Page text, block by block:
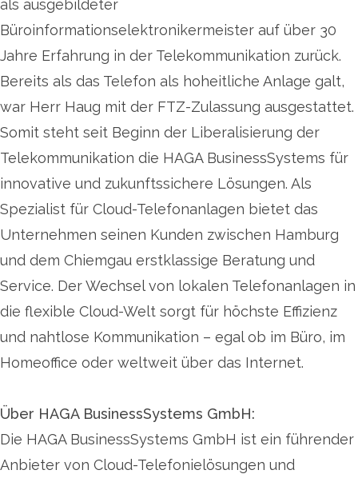
als ausgebildeter
Büroinformationselektronikermeister auf über 30
Jahre Erfahrung in der Telekommunikation zurück.
Bereits als das Telefon als hoheitliche Anlage galt,
war Herr Haug mit der FTZ-Zulassung ausgestattet.
Somit steht seit Beginn der Liberalisierung der
Telekommunikation die HAGA BusinessSystems für
innovative und zukunftssichere Lösungen. Als
Spezialist für Cloud-Telefonanlagen bietet das
Unternehmen seinen Kunden zwischen Hamburg
und dem Chiemgau erstklassige Beratung und
Service. Der Wechsel von lokalen Telefonanlagen in
die flexible Cloud-Welt sorgt für höchste Effizienz
und nahtlose Kommunikation – egal ob im Büro, im
Homeoffice oder weltweit über das Internet.
Über HAGA BusinessSystems GmbH:
Die HAGA BusinessSystems GmbH ist ein führender
Anbieter von Cloud-Telefonielösungen und